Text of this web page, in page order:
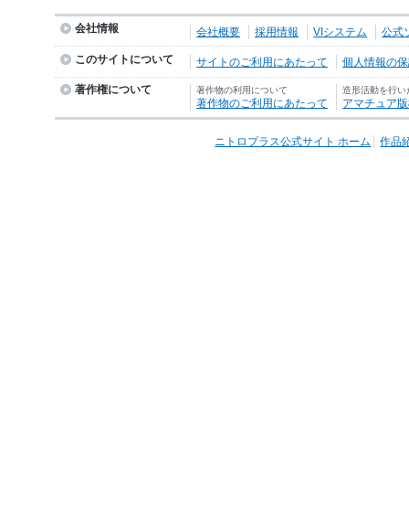
会社情報 会社概要 採用情報 VIシステム 公式
このサイトについて サイトのご利用にあたって 個人情報の
著作権について 著作物の利用について
著作物のご利用にあたって
造形活動を行い
アマチュア
ニトロプラス公式サイト ホーム 作品